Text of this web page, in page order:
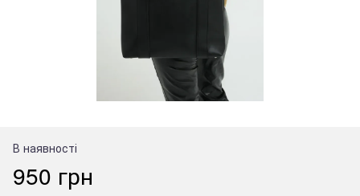
В наявності
950 грн